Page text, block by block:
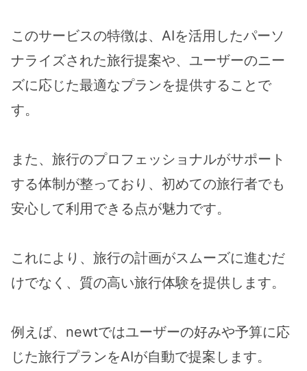
このサービスの特徴は、AIを活用したパーソ
ナライズされた旅行提案や、ユーザーのニー
ズに応じた最適なプランを提供することで
す。
また、旅行のプロフェッショナルがサポート
する体制が整っており、初めての旅行者でも
安心して利用できる点が魅力です。
これにより、旅行の計画がスムーズに進むだ
けでなく、質の高い旅行体験を提供します。
例えば、newtではユーザーの好みや予算に応
じた旅行プランをAIが自動で提案します。